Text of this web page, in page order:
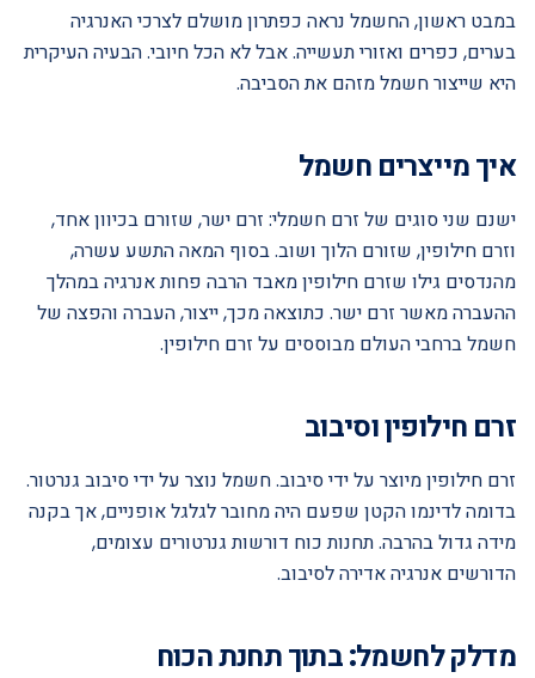
במבט ראשון, החשמל נראה כפתרון מושלם לצרכי האנרגיה
בערים, כפרים ואזורי תעשייה. אבל לא הכל חיובי. הבעיה העיקרית
היא שייצור חשמל מזהם את הסביבה.
איך מייצרים חשמל
ישנם שני סוגים של זרם חשמלי: זרם ישר, שזורם בכיוון אחד,
וזרם חילופין, שזורם הלוך ושוב. בסוף המאה התשע עשרה,
מהנדסים גילו שזרם חילופין מאבד הרבה פחות אנרגיה במהלך
ההעברה מאשר זרם ישר. כתוצאה מכך, ייצור, העברה והפצה של
חשמל ברחבי העולם מבוססים על זרם חילופין.
זרם חילופין וסיבוב
זרם חילופין מיוצר על ידי סיבוב. חשמל נוצר על ידי סיבוב גנרטור.
בדומה לדינמו הקטן שפעם היה מחובר לגלגל אופניים, אך בקנה
מידה גדול בהרבה. תחנות כוח דורשות גנרטורים עצומים,
הדורשים אנרגיה אדירה לסיבוב.
מדלק לחשמל: בתוך תחנת הכוח